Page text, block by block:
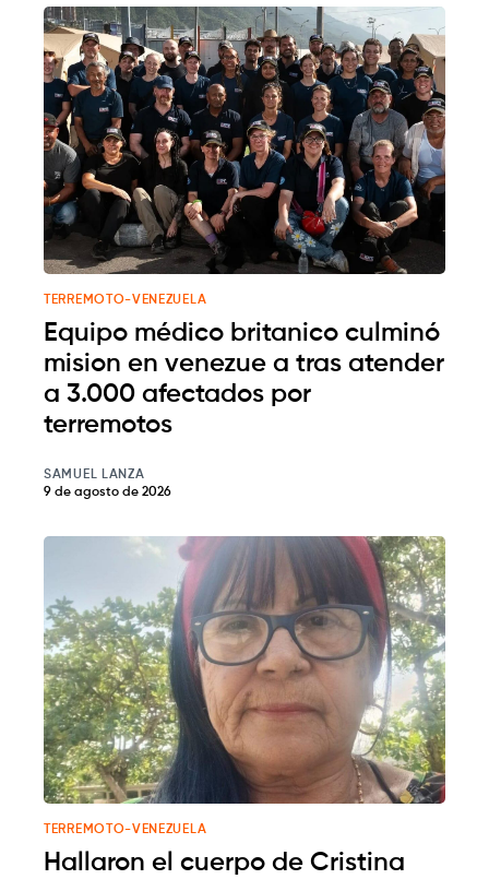
TERREMOTO-VENEZUELA
Equipo médico britanico culminó
mision en venezue a tras atender
a 3.000 afectados por
terremotos
SAMUEL LANZA
9 de agosto de 2026
TERREMOTO-VENEZUELA
Hallaron el cuerpo de Cristina